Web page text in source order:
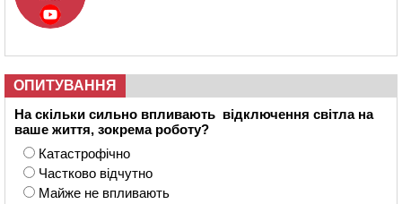
ОПИТУВАННЯ
На скільки сильно впливають відключення світла на
ваше життя, зокрема роботу?
Катастрофічно
Частково відчутно
Майже не впливають